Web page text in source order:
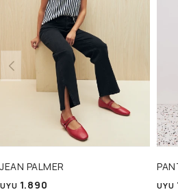
JEAN PALMER
UYU 1.890 UYU